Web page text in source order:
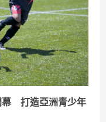
幕 打造亞洲青少年